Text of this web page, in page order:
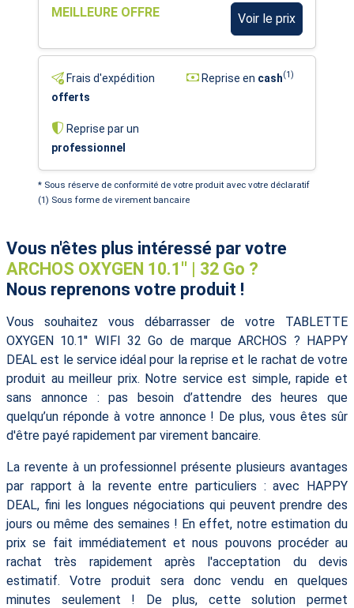
MEILLEURE OFFRE Voir le prix
Frais d'expédition
offerts
Reprise en cash(1)
Reprise par un
professionnel
* Sous réserve de conformité de votre produit avec votre déclaratif
(1) Sous forme de virement bancaire
Vous n'êtes plus intéressé par votre
ARCHOS OXYGEN 10.1'' | 32 Go ?
Nous reprenons votre produit !
Vous souhaitez vous débarrasser de votre TABLETTE
OXYGEN 10.1'' WIFI 32 Go de marque ARCHOS ? HAPPY
DEAL est le service idéal pour la reprise et le rachat de votre
produit au meilleur prix. Notre service est simple, rapide et
sans annonce : pas besoin d’attendre des heures que
quelqu’un réponde à votre annonce ! De plus, vous êtes sûr
d'être payé rapidement par virement bancaire.
La revente à un professionnel présente plusieurs avantages
par rapport à la revente entre particuliers : avec HAPPY
DEAL, fini les longues négociations qui peuvent prendre des
jours ou même des semaines ! En effet, notre estimation du
prix se fait immédiatement et nous pouvons procéder au
rachat très rapidement après l'acceptation du devis
estimatif. Votre produit sera donc vendu en quelques
minutes seulement ! De plus, cette solution permet